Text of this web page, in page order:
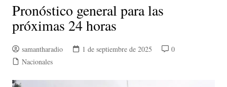
Pronóstico general para las
próximas 24 horas
samantharadio 1 de septiembre de 2025
0
Nacionales